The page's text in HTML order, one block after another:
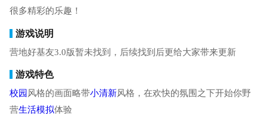
很多精彩的乐趣！
游戏说明
营地好基友3.0版暂未找到，后续找到后更给大家带来更新
游戏特色
校园 风格的画面略带小清新风格，在欢快的氛围之下开始你野
营生活模拟体验